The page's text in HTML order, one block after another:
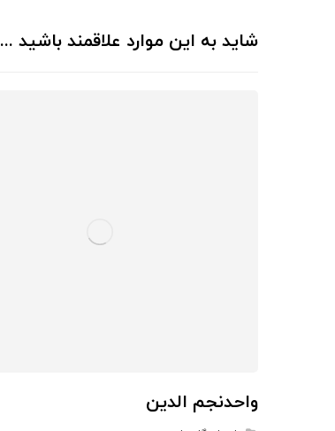
شاید به این موارد علاقمند باشید ...
واحدنجم الدین